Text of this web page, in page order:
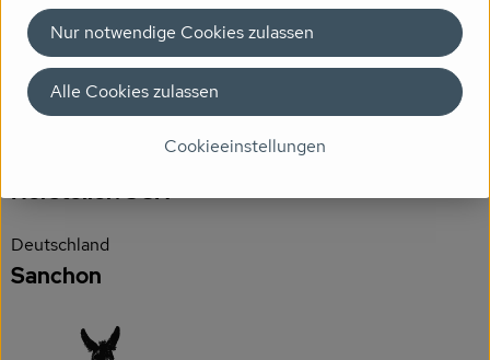
Produktdatenblatt
Hersteller: SCN
Deutschland
Sanchon
Cookieeinstellungen
Nur notwendige Cookies zulassen
Alle Cookies zulassen